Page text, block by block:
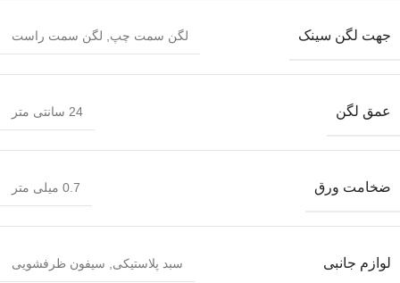
جهت لگن سینک لگن سمت چپ لگن سمت راست
عمق لگن 24 سانتی متر
ضخامت ورق 0.7 میلی متر
لوازم جانبی سبد پلاستیکی سیفون ظرفشویی